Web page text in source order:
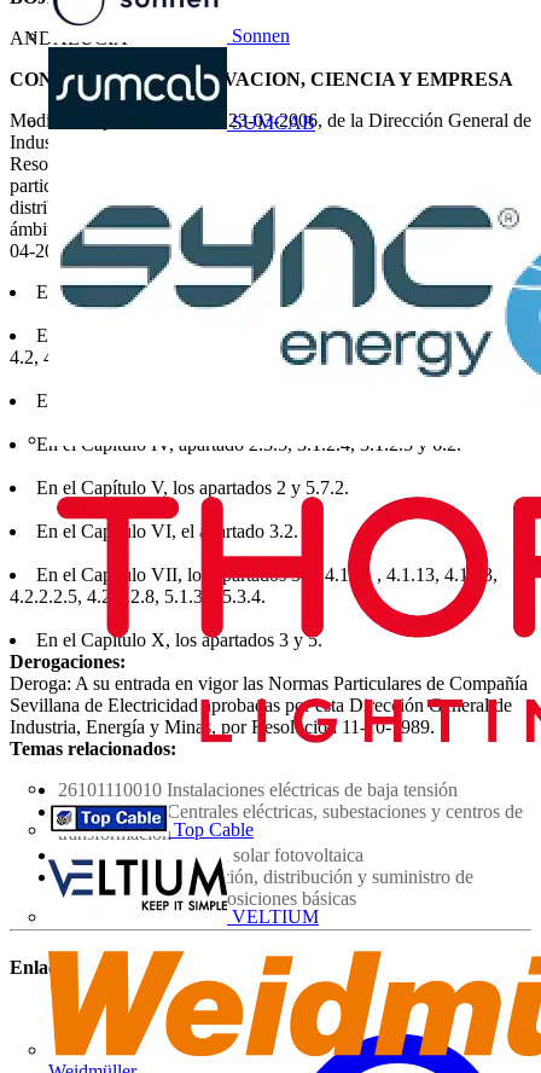
Sonnen
SUMCAB
Top Cable
VELTIUM
ANDALUCIA
CONSEJERIA DE INNOVACION, CIENCIA Y EMPRESA
Modificado por: Resolución 23-03-2006, de la Dirección General de
Industria, Energía y Minas, de corrección de errores y erratas de la
Resolución 05-05-2005, por la que se aprueban las normas
particulares y condiciones técnicas y de seguridad de la empresa
distribuidora de energía eléctrica, Endesa Distribución, SLU, en el
ámbito de la Comunidad Autónoma de Andalucía (BOJA.Nº 72. 18-
04-2006). Corrige errores en los siguientes apartados:
En el Capítulo I, los apartados 5.1.1.4 y 6.
En el Capítulo II, los apartados 2.2.1, 2.2.3, 3.3.2.1, 3.3.2.2, 4.1,
4.2, 4.3.2, 5.1, 5.4, 6.2, 6.3, 7.1, 7.3, 8.1, 8.2 y 9
En el Capítulo III, los apartados 3.3.2.2.
En el Capítulo IV, apartado 2.3.5, 3.1.2.4, 3.1.2.5 y 6.2.
En el Capítulo V, los apartados 2 y 5.7.2.
En el Capítulo VI, el apartado 3.2.
En el Capítulo VII, los apartados 3.2, 4.1.11 , 4.1.13, 4.1.13,
4.2.2.2.5, 4.2.2.2.8, 5.1.3 y 5.3.4.
En el Capítulo X, los apartados 3 y 5.
Derogaciones:
Deroga: A su entrada en vigor las Normas Particulares de Compañía
Sevillana de Electricidad aprobadas por esta Dirección General de
Industria, Energía y Minas, por Resolución 11-10-1989.
Temas relacionados:
26101110010 Instalaciones eléctricas de baja tensión
26301110015 Centrales eléctricas, subestaciones y centros de
transformación
53308032300 Energía solar fotovoltaica
43001110017 Producción, distribución y suministro de
energía eléctrica. Disposiciones básicas
Enlaces